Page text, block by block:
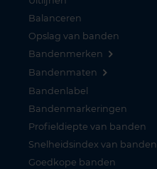
Balanceren
Opslag van banden
Bandenmerken
Bandenmaten
Bandenlabel
Bandenmarkeringen
Profieldiepte van banden
Snelheidsindex van banden
Goedkope banden